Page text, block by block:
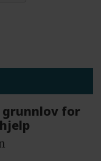
grunnlov for